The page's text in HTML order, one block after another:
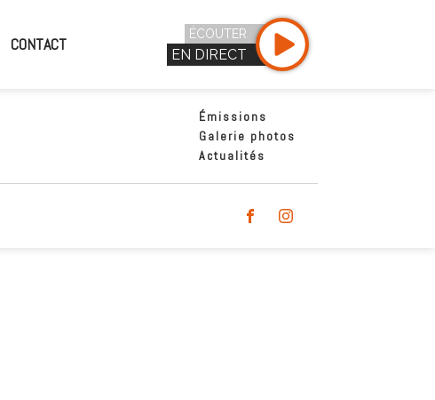
CONTACT
ÉCOUTER
EN DIRECT
Émissions
Galerie photos
Actualités